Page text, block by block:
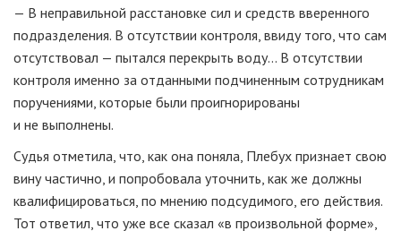
— В неправильной расстановке сил и средств вверенного
подразделения. В отсутствии контроля, ввиду того, что сам
отсутствовал — пытался перекрыть воду... В отсутствии
контроля именно за отданными подчиненным сотрудникам
поручениями, которые были проигнорированы
и не выполнены.
Судья отметила, что, как она поняла, Плебух признает свою
вину частично, и попробовала уточнить, как же должны
квалифицироваться, по мнению подсудимого, его действия.
Тот ответил, что уже все сказал «в произвольной форме»,